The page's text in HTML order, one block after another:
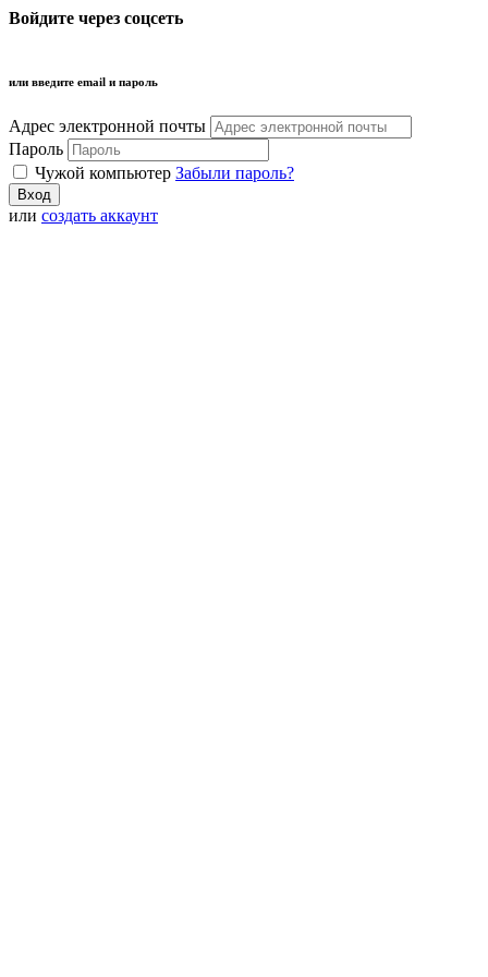
Войдите через соцсеть
или введите email и пароль
Адрес электронной почты
Пароль
Чужой компьютер Забыли пароль?
или создать аккаунт